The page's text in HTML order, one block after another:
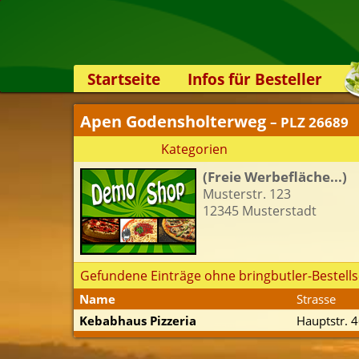
Startseite
Infos für Besteller
Lieferservice-App
Weiterempfehlen
Newsletter
Sicherheit
Kontakt
Apen Godensholterweg – PLZ 26689
Kategorien
(Freie Werbefläche...)
Musterstr. 123
12345 Musterstadt
Gefundene Einträge ohne bringbutler-
Name Strasse
Kebabhaus Pizzeria
Hauptstr.